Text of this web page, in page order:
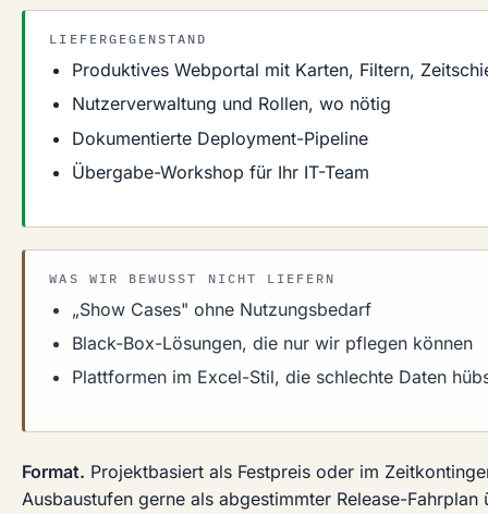
LIEFERGEGENSTAND
Produktives Webportal mit Karten, Filtern,
Nutzerverwaltung und Rollen, wo nötig
Dokumentierte Deployment-Pipeline
Übergabe-Workshop für Ihr IT-Team
WAS WIR BEWUSST NICHT LIEFERN
„Show Cases" ohne Nutzungsbedarf
Black-Box-Lösungen, die nur wir pflegen können
Plattformen im Excel-Stil, die schlechte Daten
Format. Projektbasiert als Festpreis oder im
Ausbaustufen gerne als abgestimmter Release-Fahrplan